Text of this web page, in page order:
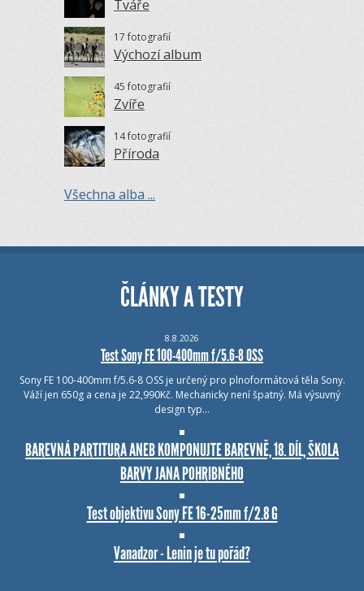
Tváře
17 fotografií
Výchozí album
45 fotografií
Zvíře
14 fotografií
Příroda
Všechna alba ...
ČLÁNKY A TESTY
8.8.2026
Test Sony FE 100-400mm f/5.6-8 OSS
Sony FE 100-400mm f/5.6-8 OSS je určený pro plnoformátová těla Sony.
Váží jen 650g a cena je 22,990Kč. Mechanicky není špatný. Má výsuvný
design typ…
BAREVNÁ PARTITURA ANEB KOMPONUJTE BAREVNĚ, 18. DÍL, ŠKOLA
BARVY JANA POHRIBNÉHO
Test objektivu Sony FE 16-25mm f/2.8 G
Vanadzor - Lenin je tu pořád?